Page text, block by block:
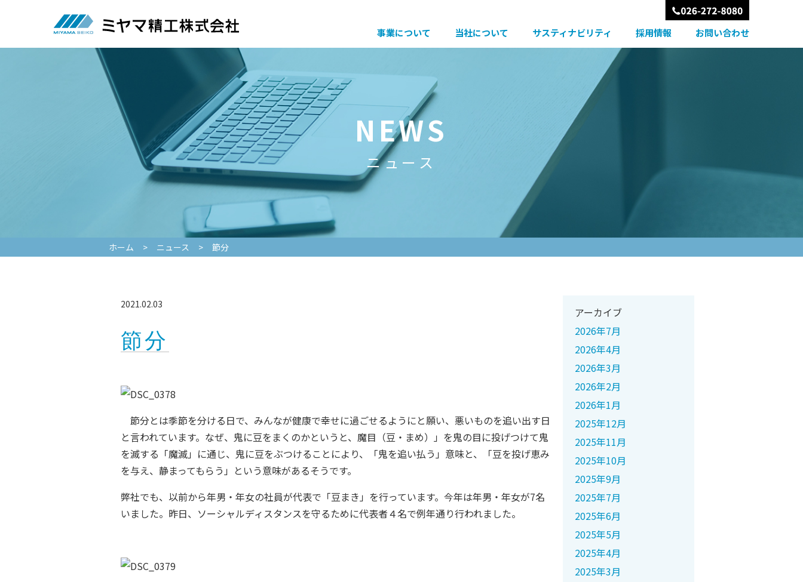
事業について 当社について サスティナビリティ 採用情報 お問い合わせ
NEWS
ニュース
ホーム > ニュース > 節分
2021.02.03
節分
節分とは季節を分ける日で、みんなが健康で幸せに過ごせるようにと願い、悪いものを追い出す日
と言われています。なぜ、鬼に豆をまくのかというと、魔目（豆・まめ）」を鬼の目に投げつけて鬼
を滅する「魔滅」に通じ、鬼に豆をぶつけることにより、「鬼を追い払う」意味と、「豆を投げ恵み
を与え、静まってもらう」という意味があるそうです。
弊社でも、以前から年男・年女の社員が代表で「豆まき」を行っています。今年は年男・年女が7名
いました。昨日、ソーシャルディスタンスを守るために代表者４名で例年通り行われました。
アーカイブ
2026年7月
2026年4月
2026年3月
2026年2月
2026年1月
2025年12月
2025年11月
2025年10月
2025年9月
2025年7月
2025年6月
2025年5月
2025年4月
2025年3月